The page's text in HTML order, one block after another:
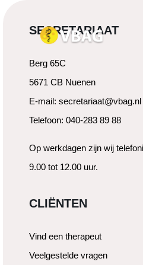
SECRETARIAAT
Berg 65C
5671 CB Nuenen
E-mail: secretariaat@vbag.nl
Telefoon: 040-283 89 88
Op werkdagen zijn wij
9.00 tot 12.00 uur.
CLIËNTEN
Vind een therapeut
Veelgestelde vragen